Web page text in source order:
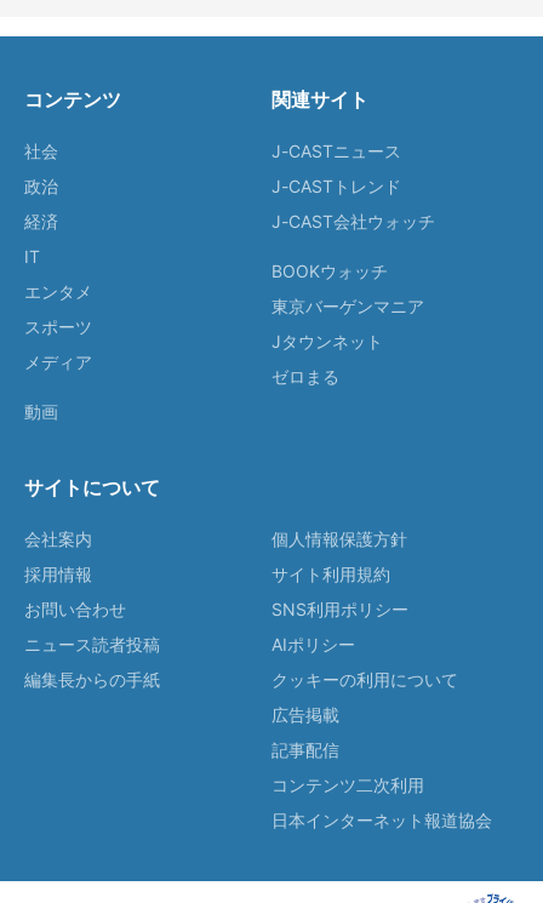
コンテンツ
社会
政治
経済
IT
エンタメ
スポーツ
メディア
動画
関連サイト
J-CASTニュース
J-CASTトレンド
J-CAST会社ウォッチ
BOOKウォッチ
東京バーゲンマニア
Jタウンネット
ゼロまる
サイトについて
会社案内
採用情報
お問い合わせ
ニュース読者投稿
編集長からの手紙
個人情報保護方針
サイト利用規約
SNS利用ポリシー
AIポリシー
クッキーの利用について
広告掲載
記事配信
コンテンツ二次利用
日本インターネット報道協会